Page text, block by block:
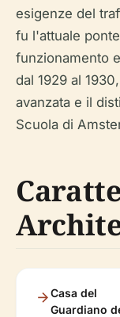
esigenze del
fu l'attuale
funzionamento
dal 1929 al
avanzata e il
Scuola di
Casa del
Guardiano